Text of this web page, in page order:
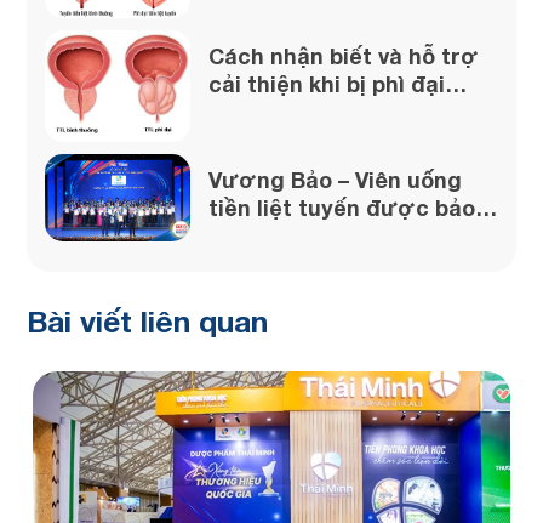
Cách nhận biết và hỗ trợ
cải thiện khi bị phì đại
Vương Bảo – Viên uống
tiền liệt tuyến được bảo
Bài viết liên quan